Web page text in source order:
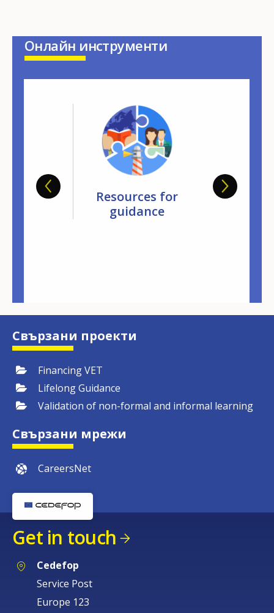
Онлайн инструменти
Resources for
guidance
Свързани проекти
Financing VET
Lifelong Guidance
Validation of non-formal and informal learning
Свързани мрежи
CareersNet
Get in touch
Cedefop
Service Post
Europe 123